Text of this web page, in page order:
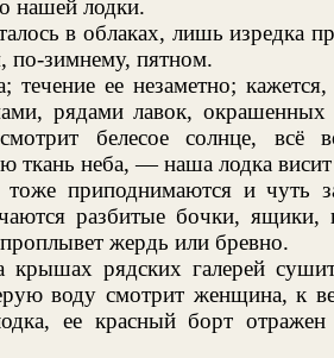
нашей лодки.
в облаках, лишь изредка
зимнему, пятном.
ее незаметно;
рядами лавок, окрашенных
белесое солнце, всё
ткань неба, — наша лодка
тоже приподнимаются и чуть
разбитые бочки,
жердь или бревно.
рядских галерей
воду смотрит женщина, к
ее красный борт